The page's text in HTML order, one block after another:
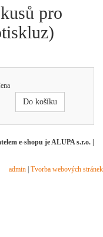
pro
Do košíku
e-shopu je ALUPA s.r.o. |
admin Tvorba webových stránek